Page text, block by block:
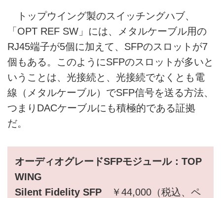
トップウイング製のスイッチングハブ、
「OPT REF SW」には、メタルケーブル用の
RJ45端子が5個に加えて、SFPのスロットが7
個もある。このようにSFPのスロットが多いと
いうことは、光接続と、光接続でなくとも電
線（メタルケーブル）でSFP信号を送る方法、
つまりDACケーブルにも積極的である証拠
だ。
オーディオグレードSFPモジュール：TOP
WING
Silent Fidelity SFP￥44,000（税込、ペ